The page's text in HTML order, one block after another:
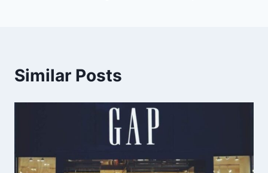
Similar Posts